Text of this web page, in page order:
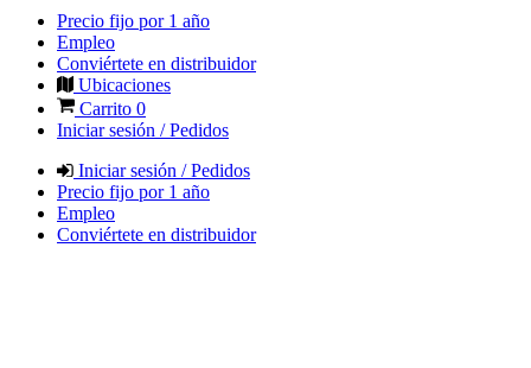
Precio fijo por 1 año
Empleo
Conviértete en distribuidor
Ubicaciones
Carrito 0
Iniciar sesión / Pedidos
Iniciar sesión / Pedidos
Precio fijo por 1 año
Empleo
Conviértete en distribuidor